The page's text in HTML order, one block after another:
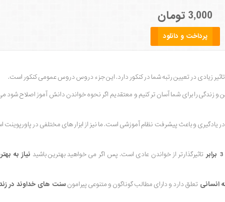
3,000 تومان
پرداخت و دانلود
زیادی در تعیین رتبه شما در کنکور دارد. این جزء دروس دروس عمومی کنکور است.
و زندگی را برای شما آسان تر کنیم و معتقدیم اگر نحوه خواندن دانش آموز اصلاح شود
یادگیری و باعث پیشرفت نظام آموزشی است. ما نیز از ابزار های مختلفی در پاورپوینت
3 برابر تاثیرگذارتر از خواندن عادی است. پس اگر می خواهید بهترین باشید نیاز به
انسانی تعلق دارد و دارای مطالب گوناگون و متنوعی پیرامونسنت های خداوند در